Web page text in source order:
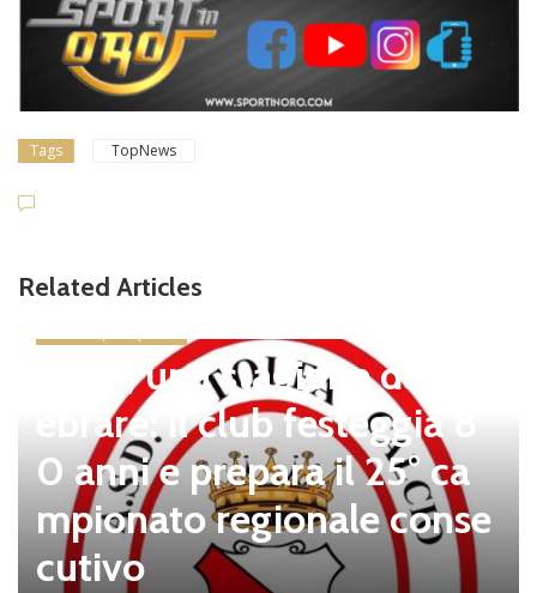
Tags TopNews
Related Articles
Tolfa, una stagione da cel
ebrare: il club festeggia 8
0 anni e prepara il 25° ca
mpionato regionale conse
cutivo